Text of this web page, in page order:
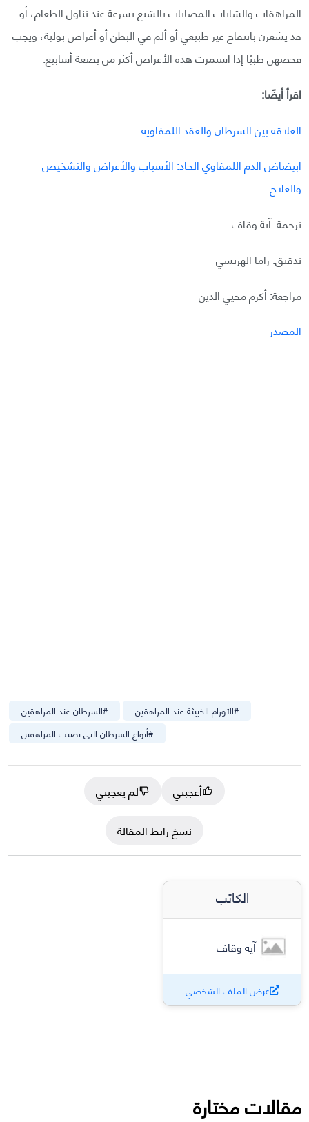
المراهقات والشابات المصابات بالشبع بسرعة عند تناول الطعام، أو
قد يشعرن بانتفاخ غير طبيعي أو ألم في البطن أو أعراض بولية، ويجب
فحصهن طبيًا إذا استمرت هذه الأعراض أكثر من بضعة أسابيع.
اقرأ أيضًا:
العلاقة بين السرطان والعقد اللمفاوية
ابيضاض الدم اللمفاوي الحاد: الأسباب والأعراض والتشخيص
والعلاج
ترجمة: آية وقاف
تدقيق: راما الهريسي
مراجعة: أكرم محيي الدين
المصدر
#السرطان عند المراهقين #الأورام الخبيثة عند المراهقين
#أنواع السرطان التي تصيب المراهقين
أعجبني
لم يعجبني
نسخ رابط المقالة
الكاتب
آية وقاف
عرض الملف الشخصي
مقالات مختارة